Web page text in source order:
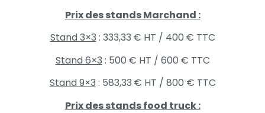
Prix des stands Marchand :
Stand 3×3 : 333,33 € HT / 400 € TTC
Stand 6×3 : 500 € HT / 600 € TTC
Stand 9×3 : 583,33 € HT / 800 € TTC
Prix des stands food truck :